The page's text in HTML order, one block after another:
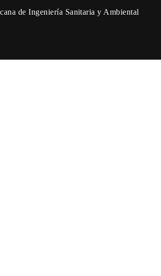
de Ingeniería Sanitaria y Ambiental